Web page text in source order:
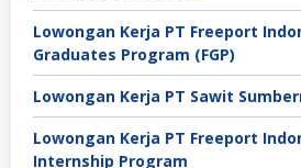
Lowongan Kerja PT Freeport
Graduates Program (FGP)
Lowongan Kerja PT Sawit
Lowongan Kerja PT Freeport
Internship Program